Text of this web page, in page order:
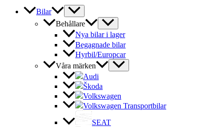
Bilar
Behållare
Nya bilar i lager
Begagnade bilar
Hyrbil/Europcar
Våra märken
Audi
Škoda
Volkswagen
Volkswagen Transportbilar
SEAT